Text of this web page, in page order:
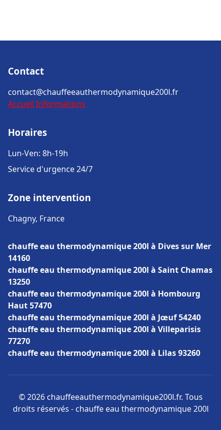
Contact
contact@chauffeeauthermodynamique200l.fr
Accueil Informations
Horaires
Lun-Ven: 8h-19h
Service d'urgence 24/7
Zone intervention
Chagny, France
chauffe eau thermodynamique 200l à Dives sur Mer
14160
chauffe eau thermodynamique 200l à Saint Chamas
13250
chauffe eau thermodynamique 200l à Hombourg
Haut 57470
chauffe eau thermodynamique 200l à Jœuf 54240
chauffe eau thermodynamique 200l à Villeparisis
77270
chauffe eau thermodynamique 200l à Lilas 93260
© 2026 chauffeeauthermodynamique200l.fr. Tous
droits réservés - chauffe eau thermodynamique 200l